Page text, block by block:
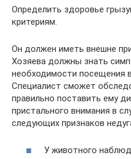
Определить здоровье
критериям.
Он должен иметь внешне
Хозяева должны знать
необходимости посещения
Специалист сможет
правильно поставить ему
пристального внимания в
следующих признаков
У животного